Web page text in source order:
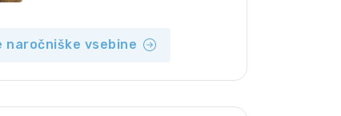
naročniške vsebine